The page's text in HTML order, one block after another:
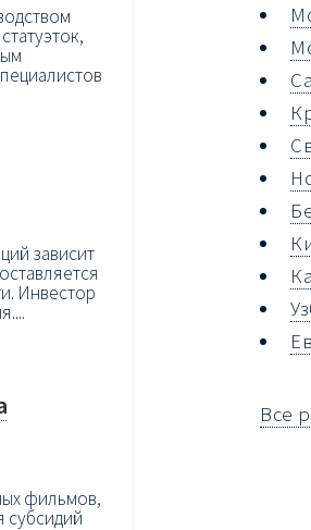
зависит
Инвестор
фильмов,
субсидий
Все